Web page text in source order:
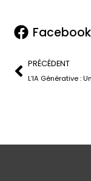
Facebook
PRÉCÉDENT
L’IA Générative :